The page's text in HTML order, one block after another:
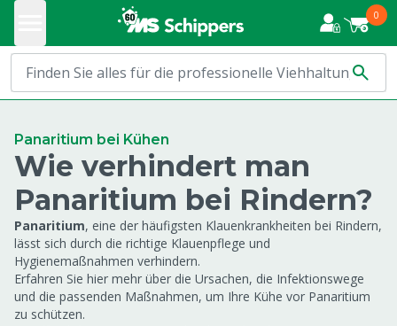
0
Panaritium bei Kühen
Wie verhindert man
Panaritium bei Rindern?
Panaritium, eine der häufigsten Klauenkrankheiten bei Rindern,
lässt sich durch die richtige Klauenpflege und
Hygienemaßnahmen verhindern.
Erfahren Sie hier mehr über die Ursachen, die Infektionswege
und die passenden Maßnahmen, um Ihre Kühe vor Panaritium
zu schützen.